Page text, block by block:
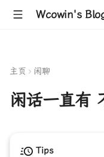
Wcowin's
主页 闲聊
闲话一直有
Tips